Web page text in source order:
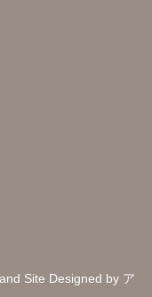
Site Designed by ア